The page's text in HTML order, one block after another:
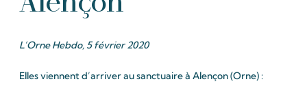
L’Orne Hebdo, 5 février 2020
Elles viennent d’arriver au sanctuaire à Alençon (Orne) :